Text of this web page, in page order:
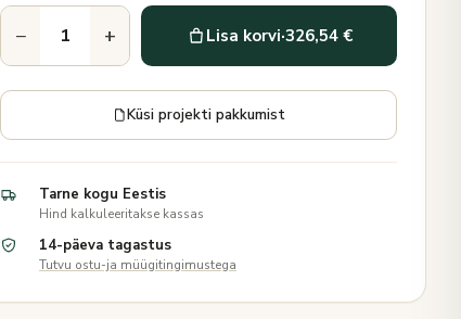
− + Lisa korvi·326,54 €
Küsi projekti pakkumist
Tarne kogu Eestis
Hind kalkuleeritakse kassas
14-päeva tagastus
Tutvu ostu-ja müügitingimustega